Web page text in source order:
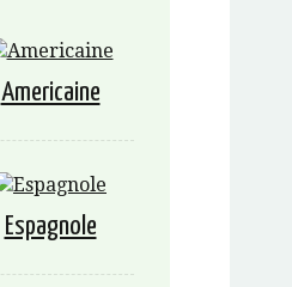
Americaine
Espagnole